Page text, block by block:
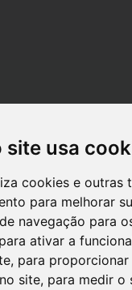
site usa
cookies e outras
para melhorar
navegação para
para ativar a
, para proporcionar
site, para medir o